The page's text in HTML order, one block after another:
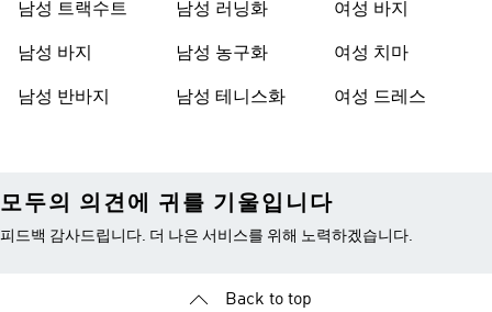
남성 트랙수트
남성 바지
남성 반바지
남성 러닝화
남성 농구화
남성 테니스화
여성 바지
여성 치마
여성 드레스
모두의 의견에 귀를 기울입니다
피드백 감사드립니다. 더 나은 서비스를 위해 노력하겠습니다.
Back to top